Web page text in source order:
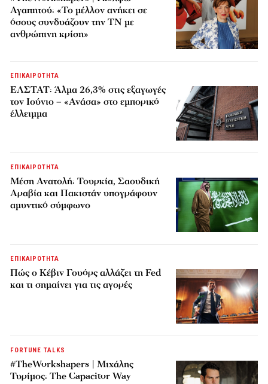
Αγαπητού: «Το μέλλον ανήκει σε
όσους συνδυάζουν την ΤΝ με
ανθρώπινη κρίση»
ΕΠΙΚΑΙΡΟΤΗΤΑ
ΕΛΣΤΑΤ: Άλμα 26,3% στις εξαγωγές
τον Ιούνιο – «Ανάσα» στο εμπορικό
έλλειμμα
ΕΠΙΚΑΙΡΟΤΗΤΑ
Μέση Ανατολή: Τουρκία, Σαουδική
Αραβία και Πακιστάν υπογράφουν
αμυντικό σύμφωνο
ΕΠΙΚΑΙΡΟΤΗΤΑ
Πώς ο Κέβιν Γουόρς αλλάζει τη Fed
και τι σημαίνει για τις αγορές
FORTUNE TALKS
#TheWorkshapers | Μιχάλης
Τυρίμος: The Capacitor Way